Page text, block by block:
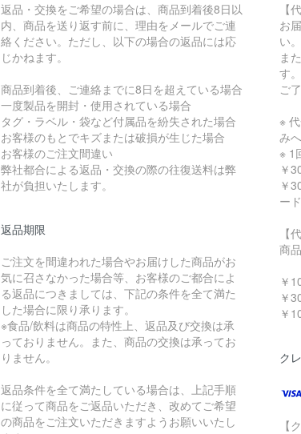
返品・交換をご希望の場合は、商品到着後8日以
内、商品を送り返す前に、理由をメールでご連
絡ください。ただし、以下の場合の返品には応
じかねます。
商品到着後、ご連絡までに8日を超えている場合
一度製品を開封・使用されている場合
タグ・ラベル・袋など付属品を紛失された場合
お客様のもとでキズまたは破損が生じた場合
お客様のご注文間違い
弊社都合による返品・交換の際の往復送料は弊
社が負担いたします。
返品期限
ご注文を間違われた場合やお届けした商品がお
気に召さなかった場合等、お客様のご都合によ
る返品につきましては、下記の条件を全て満た
した場合に限り承ります。
※食品/飲料は商品の特性上、返品及び交換は承
っておりません。また、商品の交換は承ってお
りません。
返品条件を全て満たしている場合は、上記手順
に従って商品をご返品いただき、改めてご希望
の商品をご注文いただきますようお願いいたし
【
お
い
ま
す
ご
※
み
※ 1
￥
￥
ー
【
商
￥
￥
￥
ク
【